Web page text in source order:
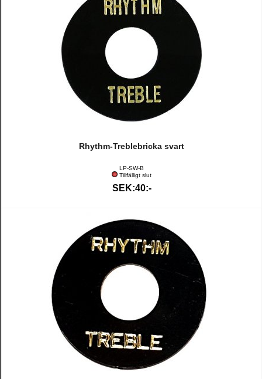
Rhythm-Treblebricka svart
LP-SW-B
Tillfälligt slut
SEK:40:-